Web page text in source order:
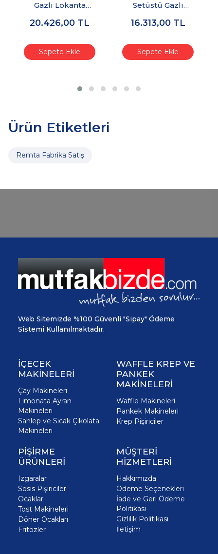
Gazlı Lokanta
20.426,00 TL
Sepete Ekle
Setüstü Gazlı
16.313,00 TL
Sepete Ekle
Ürün Etiketleri
Remta Fabrika Satış
Web Sitemizde %100 Güvenli "Sipay" Ödeme
Sistemi Kullanılmaktadır.
İÇECEK
MAKİNELERİ
Çay Makineleri
Limonata Ayran
Makineleri
Sahlep ve Sıcak Çikolata
Makineleri
WAFFLE KREP VE
PANKEK
MAKİNELERİ
Waffle Makineleri
Pankek Makineleri
Krep Pişiriciler
PİŞİRME
ÜRÜNLERİ
Izgaralar
Sosis Pişiriciler
Ocaklar
Tost Makineleri
Döner Ocakları
Fritözler
MÜŞTERİ
HİZMETLERİ
Hakkımızda
Ödeme Seçenekleri
İade ve Geri Ödeme
Politikası
Gizlilik Politikası
İletişim